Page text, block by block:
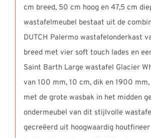
cm breed, 50 cm hoog en 47,5 cm
wastafelmeubel bestaat uit de
DUTCH Palermo wastafelonderkast
breed met vier soft touch lades en
Saint Barth Large wastafel Glacier
van 100 mm, 10 cm, dik en 1900
met de grote wasbak in het midden
ondermeubel van dit stijlvolle
gecreëerd uit hoogwaardig